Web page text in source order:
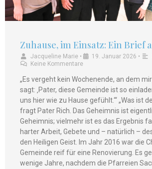
Zuhause, im Einsatz: Ein Brief
Jacqueline Marie • 19. Januar 2026 •
Keine Kommentare
„Es vergeht kein Wochenende, an dem
sagt: ‚Pater, diese Gemeinde ist so
uns hier wie zu Hause gefühlt.‘“ „Was ist
fragt Pater Rich. Das Geheimnis ist
Geheimnis; vielmehr ist es das Ergebnis
harter Arbeit, Gebete und – natürlich –
den Heiligen Geist. Im Jahr 2016 war die
Gemeinde reif für eine Renovierung. Es
wenige Jahre, nachdem die Pfarreien